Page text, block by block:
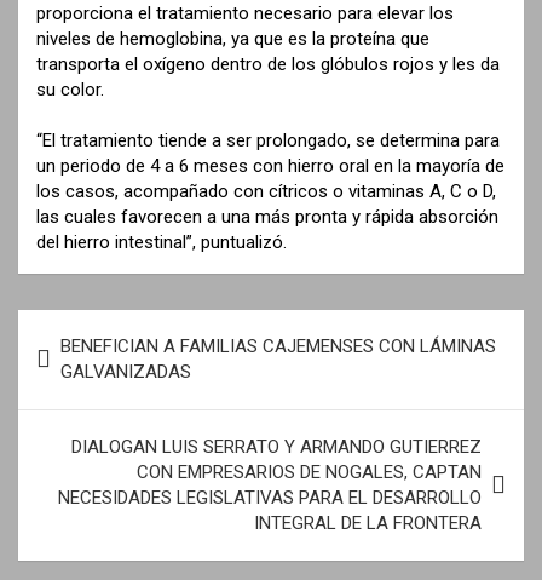
proporciona el tratamiento necesario para elevar los
niveles de hemoglobina, ya que es la proteína que
transporta el oxígeno dentro de los glóbulos rojos y les da
su color.
“El tratamiento tiende a ser prolongado, se determina para
un periodo de 4 a 6 meses con hierro oral en la mayoría de
los casos, acompañado con cítricos o vitaminas A, C o D,
las cuales favorecen a una más pronta y rápida absorción
del hierro intestinal”, puntualizó.
v
c
BENEFICIAN A FAMILIAS CAJEMENSES CON LÁMINAS
GALVANIZADAS
DIALOGAN LUIS SERRATO Y ARMANDO GUTIERREZ
CON EMPRESARIOS DE NOGALES, CAPTAN
NECESIDADES LEGISLATIVAS PARA EL DESARROLLO
INTEGRAL DE LA FRONTERA